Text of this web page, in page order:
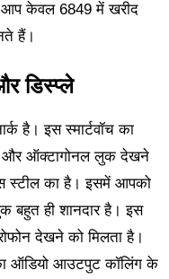
आप केवल 6849 में खरीद
हैं।
डिस्प्ले
है। इस स्मार्टवॉच का
है और ऑक्टागोनल लुक देखने
स्टील का है। इसमें आपको
बहुत ही शानदार है। इस
देखने को मिलता है।
ऑडियो आउटपुट कॉलिंग के